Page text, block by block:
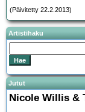
(Päivitetty 22.2.2013)
Artistihaku
Jutut
Nicole Willis &